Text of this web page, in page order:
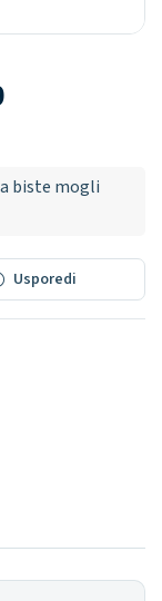
biste mogli
Usporedi